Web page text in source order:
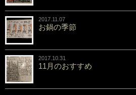
2017.11.07
お鍋の季節
2017.10.31
11月のおすすめ